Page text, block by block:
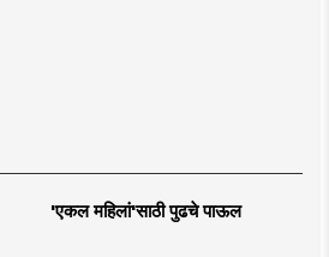
'एकल महिलां'साठी पुढचे पाऊल